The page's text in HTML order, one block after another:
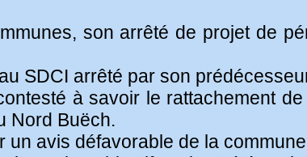
son arrêté de projet de
SDCI arrêté par son
à savoir le rattachement
Nord Buëch.
avis défavorable de la